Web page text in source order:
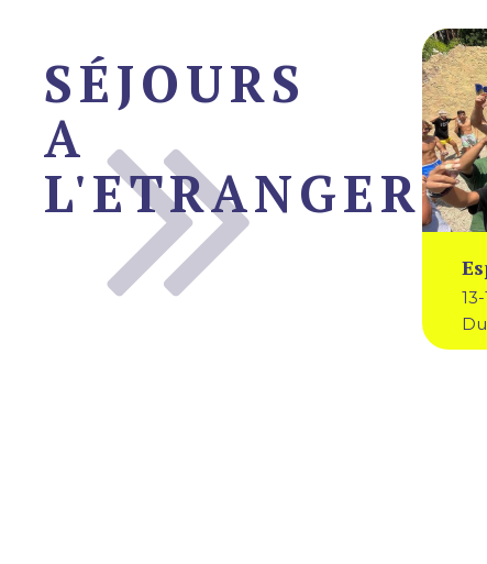
SÉJOURS
A
L'ETRANGER